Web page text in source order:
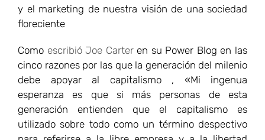
y el marketing de nuestra visión de una sociedad
floreciente
Como escribió Joe Carteren su Power Blog en las
cinco razones por las que la generación del milenio
debe apoyar al capitalismo , «Mi ingenua
esperanza es que si más personas de esta
generación entienden que el capitalismo es
utilizado sobre todo como un término despectivo